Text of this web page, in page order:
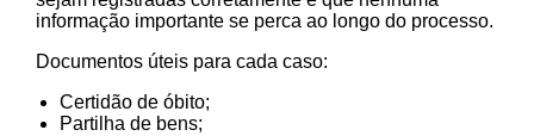
informação importante se perca ao longo do processo.
Documentos úteis para cada caso:
Certidão de óbito;
Partilha de bens;